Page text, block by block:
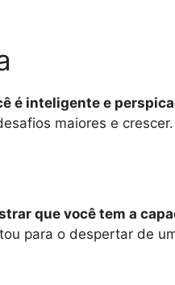
é inteligente e
maiores e crescer.
que você tem a
para o despertar de